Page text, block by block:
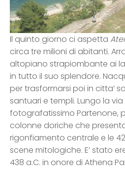
Il quinto giorno ci aspetta
circa tre milioni di abitanti.
altopiano strapiombante ai
in tutto il suo splendore.
per trasformarsi poi in citta’
santuari e templi. Lungo la
fotografatissimo Partenone,
colonne doriche che
rigonfiamento centrale e le
scene mitologiche. E’ stato
438 a.C. in onore di Athena